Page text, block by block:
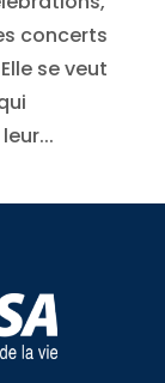
concerts
se veut